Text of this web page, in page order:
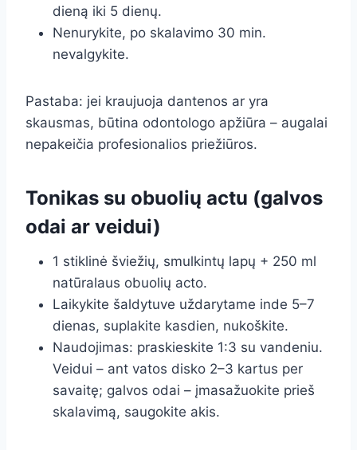
dieną iki 5 dienų.
Nenurykite, po skalavimo 30 min.
nevalgykite.
Pastaba: jei kraujuoja dantenos ar yra
skausmas, būtina odontologo apžiūra – augalai
nepakeičia profesionalios priežiūros.
Tonikas su obuolių actu (galvos
odai ar veidui)
1 stiklinė šviežių, smulkintų lapų + 250 ml
natūralaus obuolių acto.
Laikykite šaldytuve uždarytame inde 5–7
dienas, suplakite kasdien, nukoškite.
Naudojimas: praskieskite 1:3 su vandeniu.
Veidui – ant vatos disko 2–3 kartus per
savaitę; galvos odai – įmasažuokite prieš
skalavimą, saugokite akis.